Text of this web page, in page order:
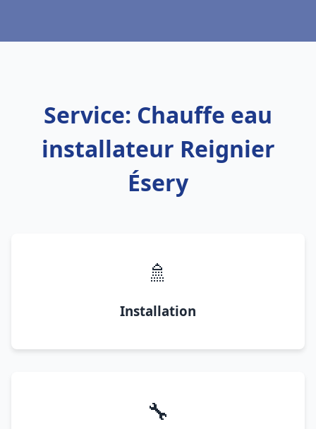
Service: Chauffe eau
installateur Reignier
Ésery
🚿
Installation
🔧